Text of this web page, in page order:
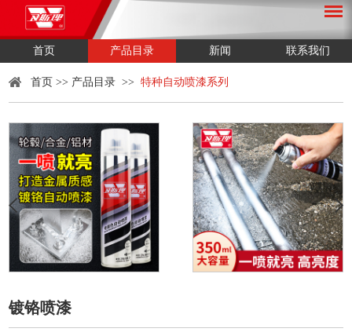
首页 产品目录 新闻 联系我们
首页 >> 产品目录 >>特种自动喷漆系列
镀铬喷漆